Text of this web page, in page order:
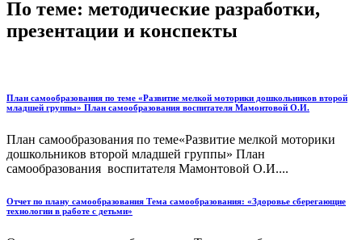
По теме: методические разработки,
презентации и конспекты
План самообразования по теме «Развитие мелкой моторики дошкольников второй
младшей группы» План самообразования воспитателя Мамонтовой О.И.
План самообразования по теме«Развитие мелкой моторики
дошкольников второй младшей группы» План
самообразования воспитателя Мамонтовой О.И....
Отчет по плану самообразования Тема самообразования: «Здоровье сберегающие
технологии в работе с детьми»